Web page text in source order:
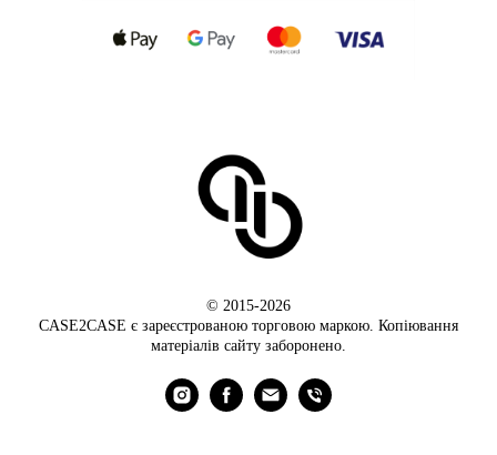
© 2015-2026
CASE2CASE є зареєстрованою торговою маркою. Копіювання
матеріалів сайту заборонено.